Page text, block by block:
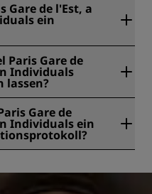
unter der Adresse 1-3
Paris, Frankreich.
Gare de l'Est, a
ein
Hotel.
Paris Gare de
Individuals
lassen?
Individuals
Gare de
Individuals ein
Erfahren Sie hier